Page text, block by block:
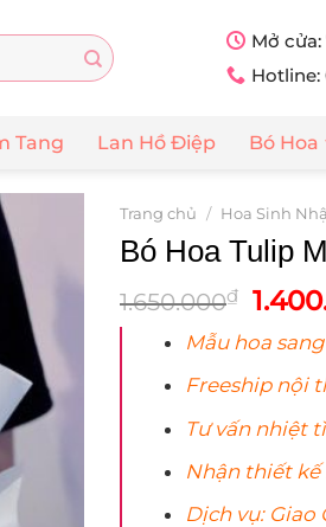
Mở
Hotline:
Tang Lan Hồ Điệp Bó Hoa
Trang chủ / Hoa Sinh
Bó Hoa Tulip
1.650.000₫ Giá
là:
Mẫu hoa
Freeship nội
Tư vấn nhiệt
Nhận thiết kế
Dịch vụ: Giao